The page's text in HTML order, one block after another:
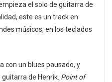
el solo de guitarra de
este es un track en
músicos, en los teclados
con un blues pausado, y
de Henrik. Point of